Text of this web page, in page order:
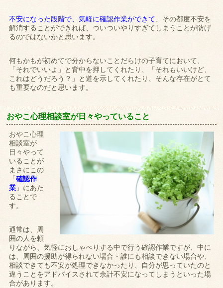
不安になった段階で、気軽に確認作業ができて、その都度不安を
解消することができれば、ついついやりすぎてしまうことが防げ
るのではないかと思います。
何もかもが初めてで分からないことだらけの子育てにおいて、
「それでいいよ」と背中を押してくれたり、「それもいいけど、
これはどうだろう？」と道を示してくれたり、そんな存在がとて
も重要なのだと思います。
おやこ心理相談室が日々やっていること
おやこ心理
相談室が
日々やって
いることが
まさにこの
「確認作
業 」にあた
ることで
す。
通常は、周
囲の人を頼
りながら、気軽におしゃべりする中で行う確認作業ですが、中に
は、周囲の援助が得られない場合・誰にも相談できない場合や、
相談できても不安が処理できなかったり、自分が思っていたのと
違うことをアドバイスされて余計不安になってしまうといった場
合があります。